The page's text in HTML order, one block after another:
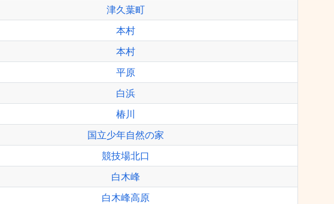
津久葉町
本村
本村
平原
白浜
椿川
国立少年自然の家
競技場北口
白木峰
白木峰高原